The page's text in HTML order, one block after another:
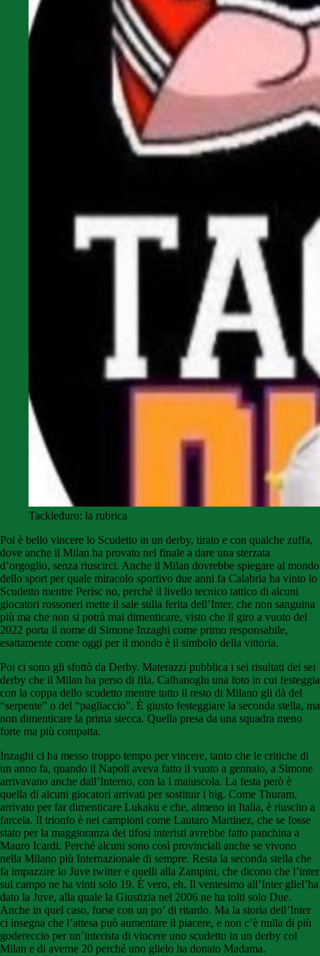
Tackleduro: la rubrica
Poi è bello vincere lo Scudetto in un derby, tirato e con qualche zuffa,
dove anche il Milan ha provato nel finale a dare una sterzata
d’orgoglio, senza riuscirci. Anche il Milan dovrebbe spiegare al mondo
dello sport per quale miracolo sportivo due anni fa Calabria ha vinto lo
Scudetto mentre Perisc no, perché il livello tecnico tattico di alcuni
giocatori rossoneri mette il sale sulla ferita dell’Inter, che non sanguina
più ma che non si potrà mai dimenticare, visto che il giro a vuoto del
2022 porta il nome di Simone Inzaghi come primo responsabile,
esattamente come oggi per il mondo è il simbolo della vittoria.
Poi ci sono gli sfottò da Derby. Materazzi pubblica i sei risultati dei sei
derby che il Milan ha perso di fila. Calhanoglu una foto in cui festeggia
con la coppa dello scudetto mentre tutto il resto di Milano gli dà del
“serpente” o del “pagliaccio”. È giusto festeggiare la seconda stella, ma
non dimenticare la prima stecca. Quella presa da una squadra meno
forte ma più compatta.
Inzaghi ci ha messo troppo tempo per vincere, tanto che le critiche di
un anno fa, quando il Napoli aveva fatto il vuoto a gennaio, a Simone
arrivavano anche dall’Interno, con la I maiuscola. La festa però è
quella di alcuni giocatori arrivati per sostituir i big. Come Thuram,
arrivato per far dimenticare Lukaku e che, almeno in Italia, è riuscito a
farcela. Il trionfo è nei campioni come Lautaro Martinez, che se fosse
stato per la maggioranza dei tifosi interisti avrebbe fatto panchina a
Mauro Icardi. Perché alcuni sono così provinciali anche se vivono
nella Milano più Internazionale di sempre. Resta la seconda stella che
fa impazzire lo Juve twitter e quelli alla Zampini, che dicono che l’inter
sul campo ne ha vinti solo 19. È vero, eh. Il ventesimo all’Inter gliel’ha
dato la Juve, alla quale la Giustizia nel 2006 ne ha tolti solo Due.
Anche in quel caso, forse con un po’ di ritardo. Ma la storia dell’Inter
ci insegna che l’attesa può aumentare il piacere, e non c’è nulla di più
godereccio per un’interista di vincere uno scudetto in un derby col
Milan e di averne 20 perché uno glielo ha donato Madama.